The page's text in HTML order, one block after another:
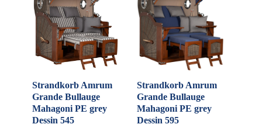
Strandkorb Amrum
Grande Bullauge
Mahagoni PE grey
Dessin 545
Strandkorb Amrum
Grande Bullauge
Mahagoni PE grey
Dessin 595